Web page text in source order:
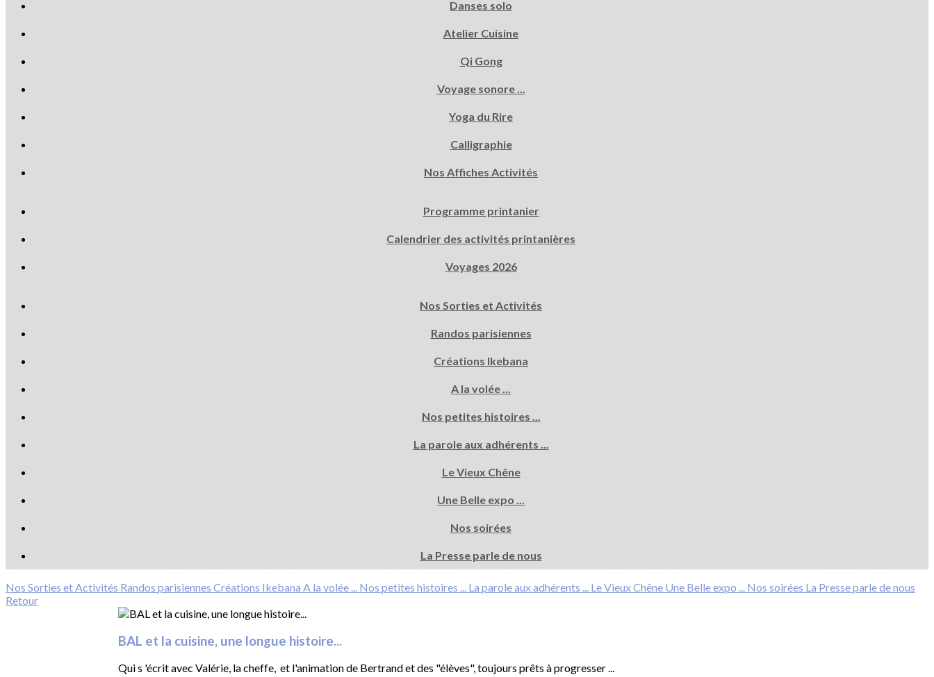
Danses solo
Atelier Cuisine
Qi Gong
Voyage sonore ...
Yoga du Rire
Calligraphie
Nos Affiches Activités
Programme printanier
Calendrier des activités printanières
Voyages 2026
Nos Sorties et Activités
Randos parisiennes
Créations Ikebana
A la volée ...
Nos petites histoires ...
La parole aux adhérents ...
Le Vieux Chêne
Une Belle expo ...
Nos soirées
La Presse parle de nous
Nos Sorties et Activités Randos parisiennes Créations Ikebana A la volée ... Nos petites histoires ... La parole aux adhérents ... Le Vieux Chêne Une Belle expo ... Nos soirées La Presse parle de nous
Retour
BAL et la cuisine, une longue histoire...
Qui s 'écrit avec Valérie, la cheffe, et l'animation de Bertrand et des "élèves", toujours prêts à progresser ...